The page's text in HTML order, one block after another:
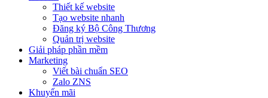
Thiết kế website
Tạo website nhanh
Đăng ký Bộ Công Thương
Quản trị website
Giải pháp phần mềm
Marketing
Viết bài chuẩn SEO
Zalo ZNS
Khuyến mãi